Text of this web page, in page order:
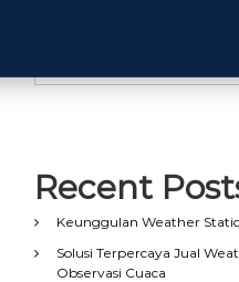
Recent
Keunggulan Weather
Solusi Terpercaya Jual
Observasi Cuaca